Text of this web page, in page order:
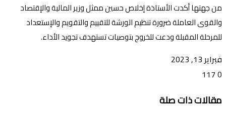
من جهتها أكدت الأستاذة إخلاص حسين ممثل وزير المالية والإقتصاد
والقوى العاملة ضرورة تنظيم الورشة للتقييم والتقويم والإستعداد
للمرحلة المقبلة ودعت للخروج بتوصيات تستهدف تجويد الأداء.
فبراير 13, 2023
0
عبر
مقالات ذات صلة